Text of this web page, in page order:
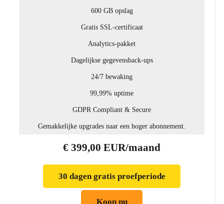
600 GB opslag
Gratis SSL-certificaat
Analytics-pakket
Dagelijkse gegevensback-ups
24/7 bewaking
99,99% uptime
GDPR Compliant & Secure
Gemakkelijke upgrades naar een hoger abonnement.
€ 399,00 EUR/maand
30 dagen gratis proefperiode
Koop nu